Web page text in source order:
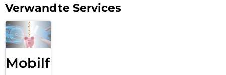
Verwandte Services
Mobilfunk